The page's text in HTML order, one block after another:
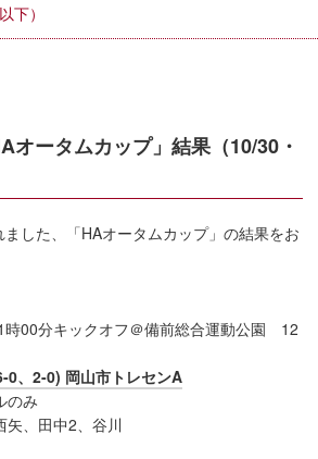
下）
オータムカップ」結果（10/30・
した、「HAオータムカップ」の結果をお
時00分キックオフ＠備前総合運動公園 12
0、2-0) 岡山市トレセンA
のみ
矢、田中2、谷川